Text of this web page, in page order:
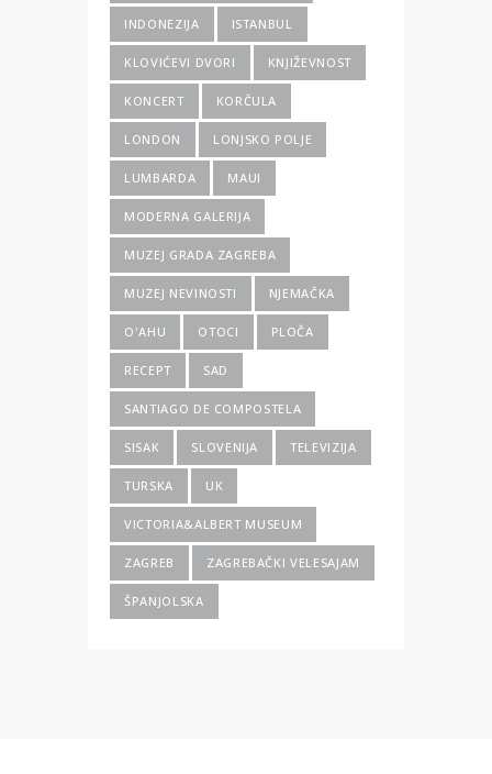
INDONEZIJA ISTANBUL
KLOVIĆEVI DVORI KNJIŽEVNOST
KONCERT KORČULA
LONDON LONJSKO POLJE
LUMBARDA MAUI
MODERNA GALERIJA
MUZEJ GRADA ZAGREBA
MUZEJ NEVINOSTI NJEMAČKA
O'AHU OTOCI PLOČA
RECEPT SAD
SANTIAGO DE COMPOSTELA
SISAK SLOVENIJA TELEVIZIJA
TURSKA UK
VICTORIA&ALBERT MUSEUM
ZAGREB ZAGREBAČKI VELESAJAM
ŠPANJOLSKA